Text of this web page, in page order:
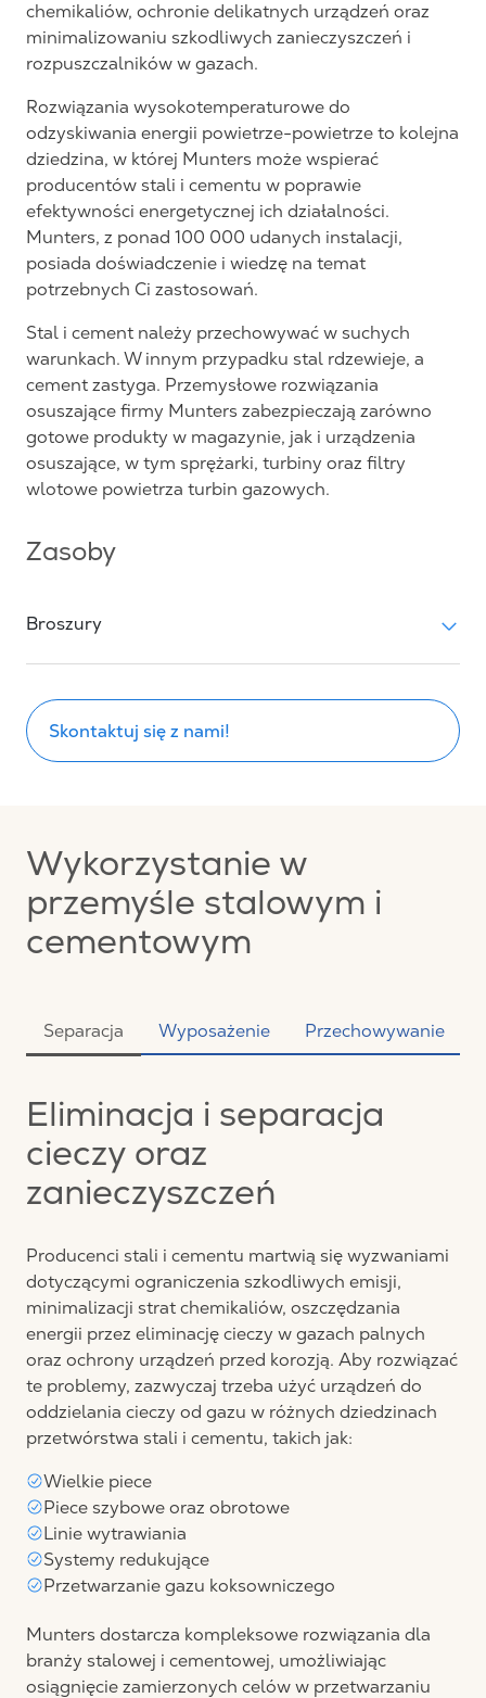
chemikaliów, ochronie delikatnych urządzeń oraz
minimalizowaniu szkodliwych zanieczyszczeń i
rozpuszczalników w gazach.
Rozwiązania wysokotemperaturowe do
odzyskiwania energii powietrze-powietrze to kolejna
dziedzina, w której Munters może wspierać
producentów stali i cementu w poprawie
efektywności energetycznej ich działalności.
Munters, z ponad 100 000 udanych instalacji,
posiada doświadczenie i wiedzę na temat
potrzebnych Ci zastosowań.
Stal i cement należy przechowywać w suchych
warunkach. W innym przypadku stal rdzewieje, a
cement zastyga. Przemysłowe rozwiązania
osuszające firmy Munters zabezpieczają zarówno
gotowe produkty w magazynie, jak i urządzenia
osuszające, w tym sprężarki, turbiny oraz filtry
wlotowe powietrza turbin gazowych.
Zasoby
Broszury
Skontaktuj się z nami!
Wykorzystanie w
przemyśle stalowym i
cementowym
Separacja Wyposażenie Przechowywanie
Eliminacja i separacja
cieczy oraz
zanieczyszczeń
Producenci stali i cementu martwią się wyzwaniami
dotyczącymi ograniczenia szkodliwych emisji,
minimalizacji strat chemikaliów, oszczędzania
energii przez eliminację cieczy w gazach palnych
oraz ochrony urządzeń przed korozją. Aby rozwiązać
te problemy, zazwyczaj trzeba użyć urządzeń do
oddzielania cieczy od gazu w różnych dziedzinach
przetwórstwa stali i cementu, takich jak:
Wielkie piece
Piece szybowe oraz obrotowe
Linie wytrawiania
Systemy redukujące
Przetwarzanie gazu koksowniczego
Munters dostarcza kompleksowe rozwiązania dla
branży stalowej i cementowej, umożliwiając
osiągnięcie zamierzonych celów w przetwarzaniu